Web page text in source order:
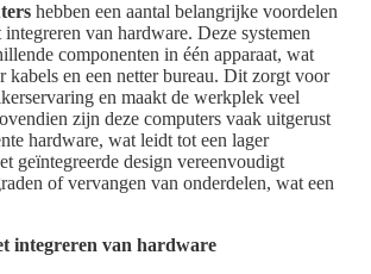
hebben een aantal belangrijke voordelen
integreren van hardware. Deze systemen
componenten in één apparaat, wat
kabels en een netter bureau. Dit zorgt voor
en maakt de werkplek veel
zijn deze computers vaak uitgerust
hardware, wat leidt tot een lager
geïntegreerde design vereenvoudigt
of vervangen van onderdelen, wat een
integreren van hardware